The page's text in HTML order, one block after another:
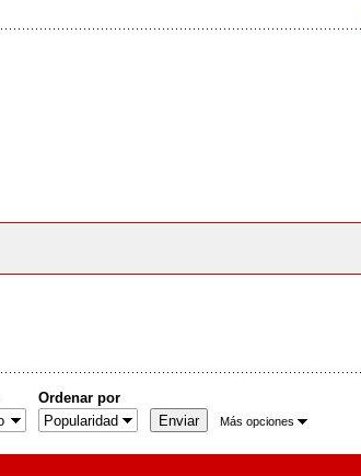
Ordenar por
Más opciones